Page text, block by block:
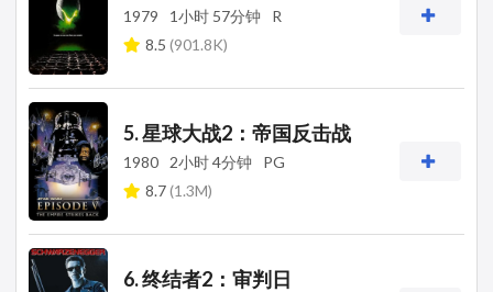
1979 1小时 57分钟
R
8.5 (901.8K)
5. 星球大战2：帝国反击战
1980 2小时 4分钟
PG
8.7(1.3M)
6. 终结者2：审判日